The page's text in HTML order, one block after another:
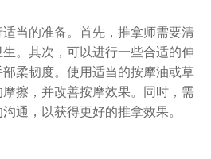
当的准备。首先，推拿师需要清
。其次，可以进行一些合适的伸
柔韧度。使用适当的按摩油或草
擦，并改善按摩效果。同时，需
通，以获得更好的推拿效果。